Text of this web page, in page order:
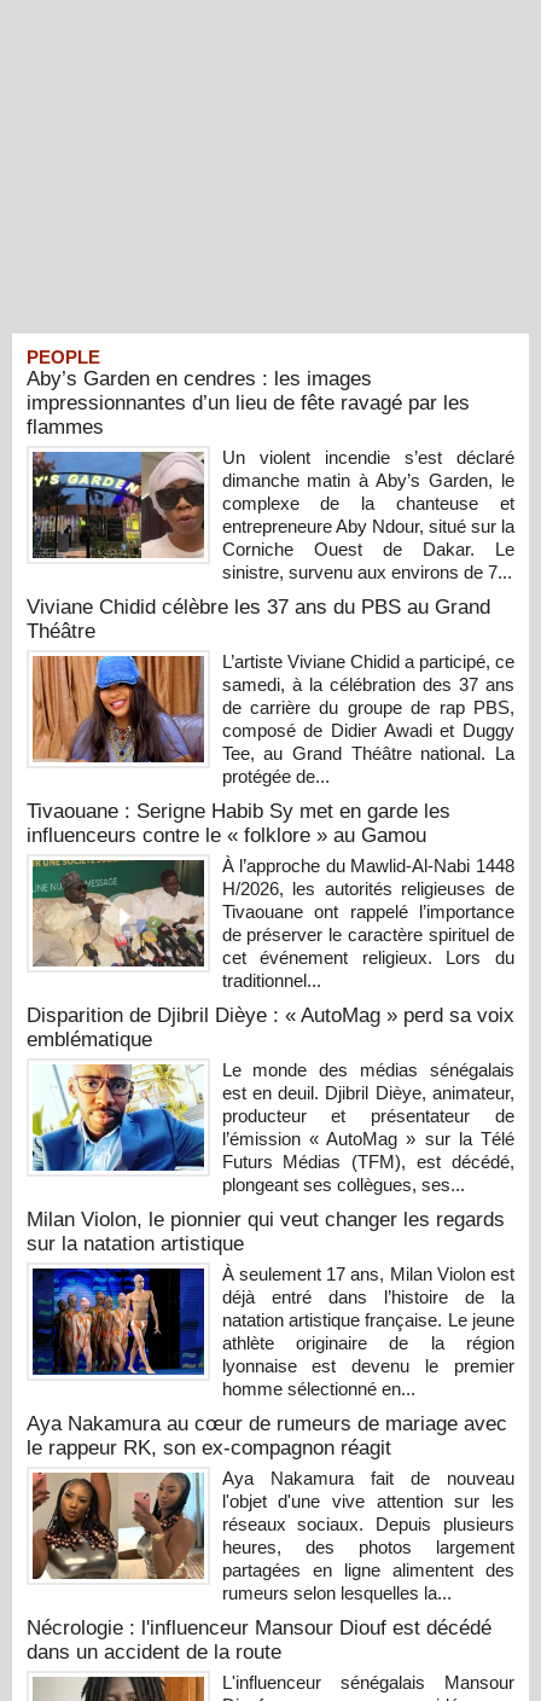
PEOPLE
Aby’s Garden en cendres : les images
impressionnantes d’un lieu de fête ravagé par les
flammes
Un violent incendie s’est déclaré
dimanche matin à Aby’s Garden, le
complexe de la chanteuse et
entrepreneure Aby Ndour, situé sur la
Corniche Ouest de Dakar. Le
sinistre, survenu aux environs de 7...
Viviane Chidid célèbre les 37 ans du PBS au Grand
Théâtre
L’artiste Viviane Chidid a participé, ce
samedi, à la célébration des 37 ans
de carrière du groupe de rap PBS,
composé de Didier Awadi et Duggy
Tee, au Grand Théâtre national. La
protégée de...
Tivaouane : Serigne Habib Sy met en garde les
influenceurs contre le « folklore » au Gamou
À l’approche du Mawlid-Al-Nabi 1448
H/2026, les autorités religieuses de
Tivaouane ont rappelé l’importance
de préserver le caractère spirituel de
cet événement religieux. Lors du
traditionnel...
Disparition de Djibril Dièye : « AutoMag » perd sa voix
emblématique
Le monde des médias sénégalais
est en deuil. Djibril Dièye, animateur,
producteur et présentateur de
l’émission « AutoMag » sur la Télé
Futurs Médias (TFM), est décédé,
plongeant ses collègues, ses...
Milan Violon, le pionnier qui veut changer les regards
sur la natation artistique
À seulement 17 ans, Milan Violon est
déjà entré dans l’histoire de la
natation artistique française. Le jeune
athlète originaire de la région
lyonnaise est devenu le premier
homme sélectionné en...
Aya Nakamura au cœur de rumeurs de mariage avec
le rappeur RK, son ex-compagnon réagit
Aya Nakamura fait de nouveau
l'objet d'une vive attention sur les
réseaux sociaux. Depuis plusieurs
heures, des photos largement
partagées en ligne alimentent des
rumeurs selon lesquelles la...
Nécrologie : l'influenceur Mansour Diouf est décédé
dans un accident de la route
L'influenceur sénégalais Mansour